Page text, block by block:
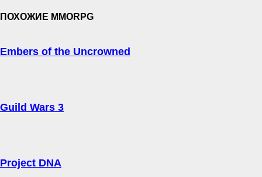
ПОХОЖИЕ MMORPG
Embers of the Uncrowned
Guild Wars 3
Project DNA